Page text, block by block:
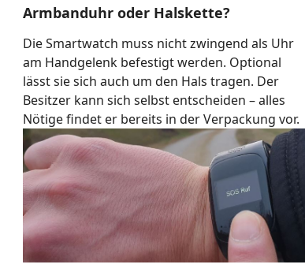
Armbanduhr oder Halskette?
Die Smartwatch muss nicht zwingend als Uhr
am Handgelenk befestigt werden. Optional
lässt sie sich auch um den Hals tragen. Der
Besitzer kann sich selbst entscheiden – alles
Nötige findet er bereits in der Verpackung vor.